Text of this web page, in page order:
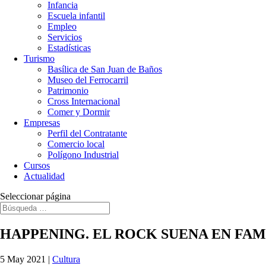
Infancia
Escuela infantil
Empleo
Servicios
Estadísticas
Turismo
Basílica de San Juan de Baños
Museo del Ferrocarril
Patrimonio
Cross Internacional
Comer y Dormir
Empresas
Perfil del Contratante
Comercio local
Polígono Industrial
Cursos
Actualidad
Seleccionar página
HAPPENING. EL ROCK SUENA EN
5 May 2021 | Cultura